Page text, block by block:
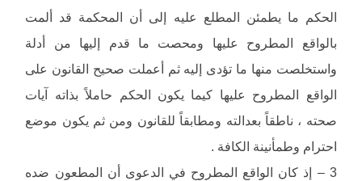
الحكم ما يطمئن المطلع عليه إلى أن المحكمة قد ألمت
بالواقع المطروح عليها ومحصت ما قدم إليها من أدلة
واستخلصت منها ما تؤدى إليه ثم أعملت صحيح القانون على
الواقع المطروح عليها كيما يكون الحكم حاملاً بذاته آيات
صحته ، ناطقاً بعدالته ومطابقاً للقانون ومن ثم يكون موضع
احترام وطمأنينة الكافة .
3 – إذ كان الواقع المطروح في الدعوى أن المطعون ضده